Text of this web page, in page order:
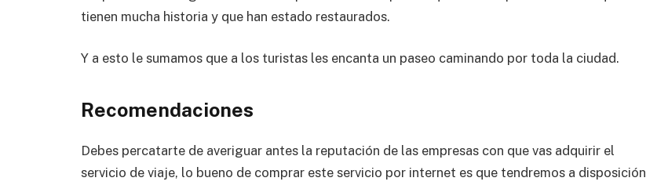
tienen mucha historia y que han estado restaurados.
Y a esto le sumamos que a los turistas les encanta un paseo caminando por toda la ciudad.
Recomendaciones
Debes percatarte de averiguar antes la reputación de las empresas con que vas adquirir el
servicio de viaje, lo bueno de comprar este servicio por internet es que tendremos a disposición